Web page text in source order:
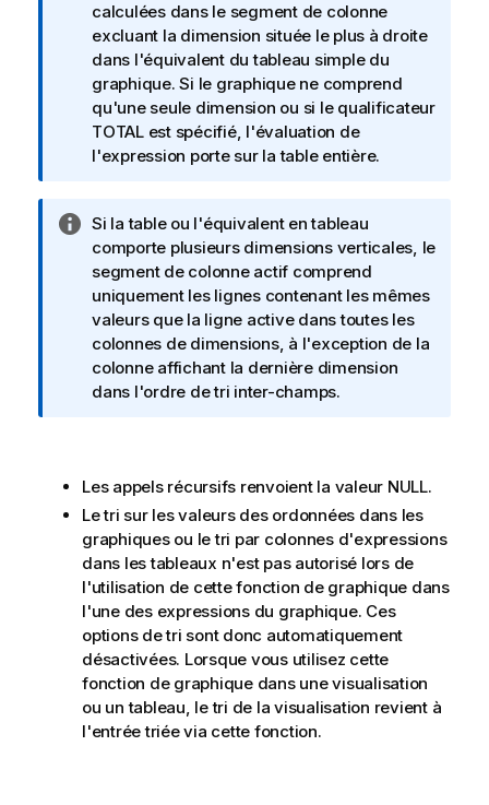
n
f
o
r
m
a
t
n
s
calculées dans le segment de colonne
excluant la dimension située le plus à droite
dans l'équivalent du tableau simple du
graphique. Si le graphique ne comprend
qu'une seule dimension ou si le qualificateur
TOTALest spécifié, l'évaluation de
l'expression porte sur la table entière.
N
o
t
e
I
n
f
o
t
i
o
n
s
Si la table ou l'équivalent en tableau
comporte plusieurs dimensions verticales, le
segment de colonne actif comprend
uniquement les lignes contenant les mêmes
valeurs que la ligne active dans toutes les
colonnes de dimensions, à l'exception de la
colonne affichant la dernière dimension
dans l'ordre de tri inter-champs.
Les appels récursifs renvoient la valeur NULL.
Le tri sur les valeurs des ordonnées dans les
graphiques ou le tri par colonnes d'expressions
dans les tableaux n'est pas autorisé lors de
l'utilisation de cette fonction de graphique dans
l'une des expressions du graphique. Ces
options de tri sont donc automatiquement
désactivées. Lorsque vous utilisez cette
fonction de graphique dans une visualisation
ou un tableau, le tri de la visualisation revient à
l'entrée triée via cette fonction.